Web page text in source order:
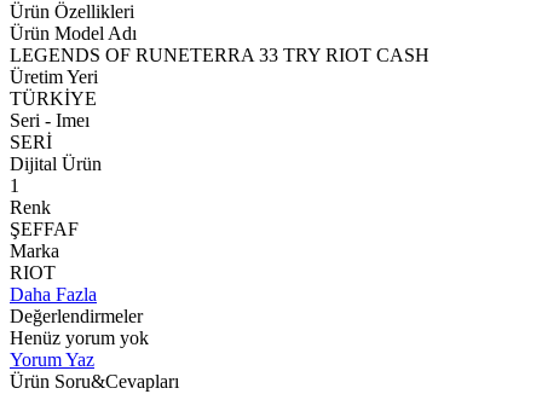
Ürün Özellikleri
Ürün Model Adı
LEGENDS OF RUNETERRA 33 TRY RIOT CASH
Üretim Yeri
TÜRKİYE
Seri - Imeı
SERİ
Dijital Ürün
1
Renk
ŞEFFAF
Marka
RIOT
Daha Fazla
Değerlendirmeler
Henüz yorum yok
Yorum Yaz
Ürün Soru&Cevapları